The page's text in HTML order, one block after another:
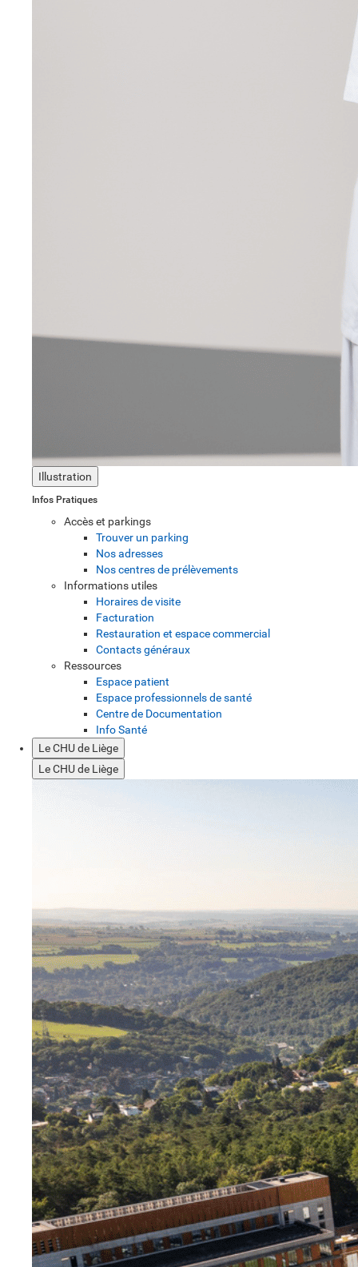
Illustration
Infos Pratiques
Accès et parkings
Trouver un parking
Nos adresses
Nos centres de prélèvements
Informations utiles
Horaires de visite
Facturation
Restauration et espace commercial
Contacts généraux
Ressources
Espace patient
Espace professionnels de santé
Centre de Documentation
Info Santé
Le CHU de Liège
Le CHU de Liège